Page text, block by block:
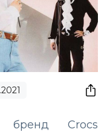
бренд Crocs